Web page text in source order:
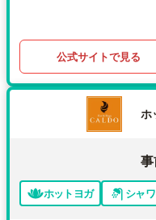
公式サイトで見る
ホ
ホットヨガ シャ